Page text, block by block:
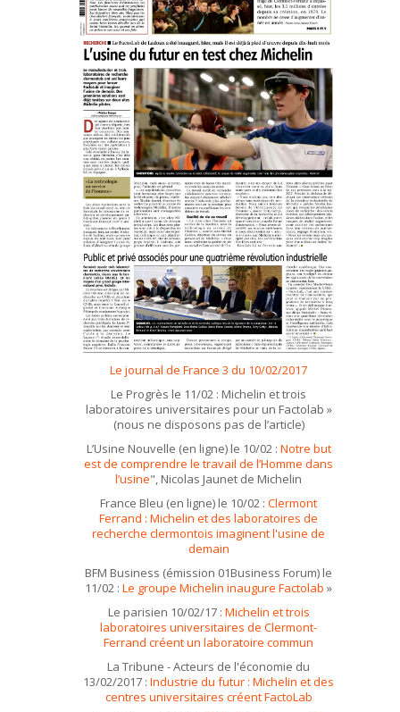
Le journal de France 3 du 10/02/2017
Le Progrès le 11/02 : Michelin et trois
laboratoires universitaires pour un Factolab »
(nous ne disposons pas de l’article)
L’Usine Nouvelle (en ligne) le 10/02 : Notre but
est de comprendre le travail de l’Homme dans
l’usine", Nicolas Jaunet de Michelin
France Bleu (en ligne) le 10/02 : Clermont
Ferrand : Michelin et des laboratoires de
recherche clermontois imaginent l'usine de
demain
BFM Business (émission 01Business Forum) le
11/02 : Le groupe Michelin inaugure Factolab »
Le parisien 10/02/17 : Michelin et trois
laboratoires universitaires de Clermont-
Ferrand créent un laboratoire commun
La Tribune - Acteurs de l'économie du
13/02/2017 : Industrie du futur : Michelin et des
centres universitaires créent FactoLab